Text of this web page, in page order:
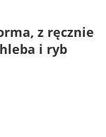
z ręcznie
i ryb